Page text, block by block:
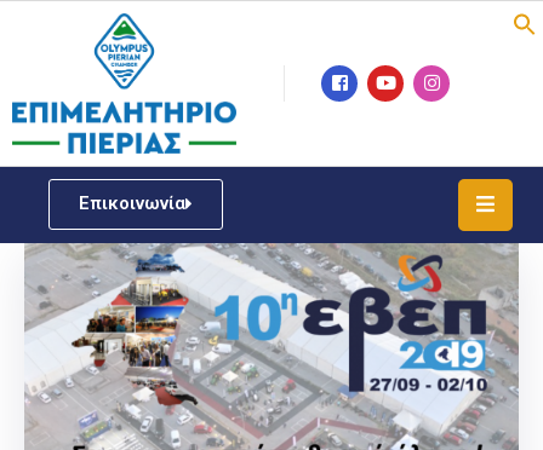
Επικοινωνία
Επιμελητήριο
Νέα
Υπηρεσίες
ΓΕΜΗ
/
Μητρώου
Επιχειρηματική
Υποστήριξη